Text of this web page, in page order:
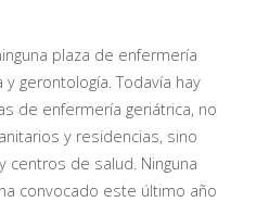
plaza de enfermería
gerontología. Todavía hay
de enfermería geriátrica, no
y residencias, sino
de salud. Ninguna
convocado este último año